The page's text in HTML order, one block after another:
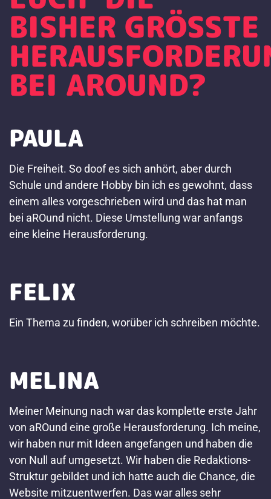
BISHER GRÖSSTE H
EI AROUND?
PAULA
Die Freiheit. So doof es sich anhört, aber durch
Schule und andere Hobby bin ich es gewohnt, dass
einem alles vorgeschrieben wird und das hat man
bei aROund nicht. Diese Umstellung war anfangs
eine kleine Herausforderung.
FELIX
Ein Thema zu finden, worüber ich schreiben möchte.
MELINA
Meiner Meinung nach war das komplette erste Jahr
von aROund eine große Herausforderung. Ich meine,
wir haben nur mit Ideen angefangen und haben die
von Null auf umgesetzt. Wir haben die Redaktions-
Struktur gebildet und ich hatte auch die Chance, die
Website mitzuentwerfen. Das war alles sehr